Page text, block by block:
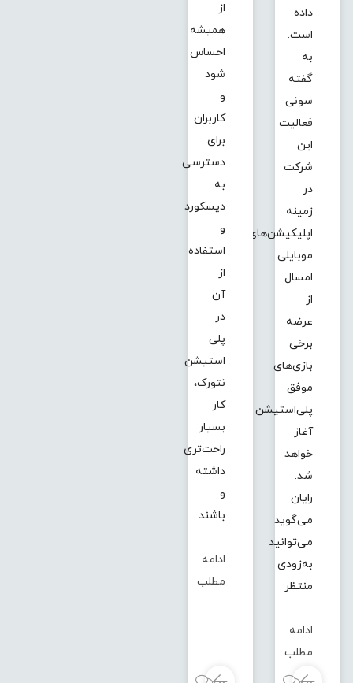
داده
است.
به
گفته
سونی
فعالیت
این
شرکت
در
زمینه
اپلیکیشن‌های
موبایلی
امسال
از
عرضه
برخی
بازی‌های
موفق
پلی‌استیشن
آغاز
خواهد
شد.
رایان
می‌گوید
می‌توانید
به‌زودی
منتظر
…
ادامه
مطلب
از
همیشه
احساس
شود
و
کاربران
برای
دسترسی
به
دیسکورد
و
استفاده
از
آن
در
پلی
استیشن
نتورک،
کار
بسیار
راحت‌تری
داشته
و
باشند
…
ادامه
مطلب